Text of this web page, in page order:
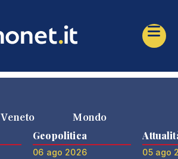
Veneto Mondo
Geopolitica
06 ago 2026 05 ago